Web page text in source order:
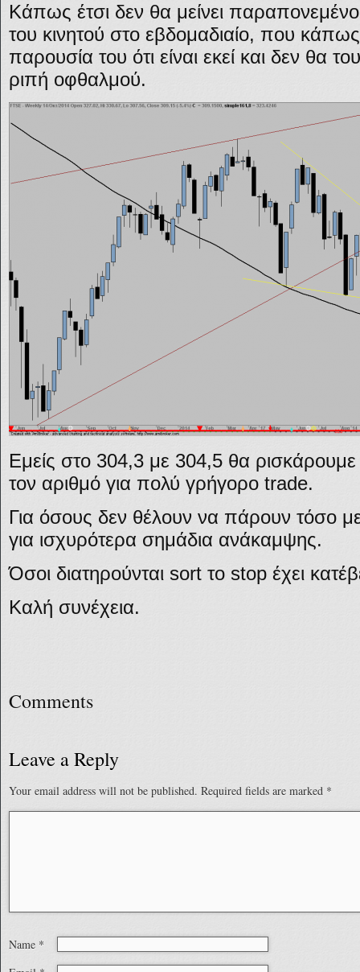
Κάπως έτσι δεν θα μείνει
του κινητού στο εβδομαδιαίο, που
παρουσία του ότι είναι εκεί και δεν θα
ριπή οφθαλμού.
Εμείς στο 304,3 με 304,5 θα
τον αριθμό για πολύ γρήγορο trade.
Για όσους δεν θέλουν να πάρουν τόσο
για ισχυρότερα σημάδια ανάκαμψης.
Όσοι διατηρούνται sort το stop έχει
Καλή συνέχεια.
Comments
Leave a Reply
Your email address will not be published. Required fields are marked *
Name *